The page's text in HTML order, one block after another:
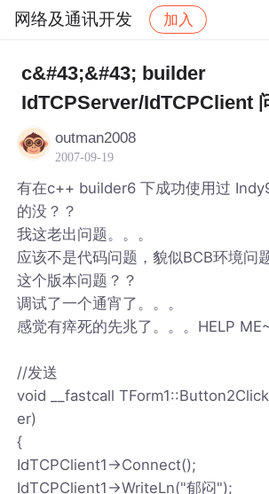
网络及通讯开发 加入
社区 网络及通讯开发
c&#43;&#43; builder
IdTCPServer/IdTCPClient
outman2008
2007-09-19
有在c++ builder6 下成功使用过
的没？？
我这老出问题。。。
应该不是代码问题，貌似BCB环境问
这个版本问题？？
调试了一个通宵了。。。
感觉有瘁死的先兆了。。。HELP
//发送
void __fastcall
er)
{
IdTCPClient1->Connect();
IdTCPClient1->WriteLn("郁闷");